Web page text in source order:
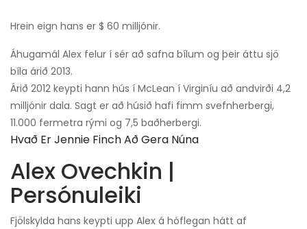
Hrein eign hans er $ 60 milljónir.
Áhugamál Alex felur í sér að safna bílum og þeir áttu sjö
bíla árið 2013.
Árið 2012 keypti hann hús í McLean í Virginíu að andvirði 4,2
milljónir dala. Sagt er að húsið hafi fimm svefnherbergi,
11.000 fermetra rými og 7,5 baðherbergi.
Hvað Er Jennie Finch Að Gera Núna
Alex Ovechkin |
Persónuleiki
Fjölskylda hans keypti upp Alex á hóflegan hátt af